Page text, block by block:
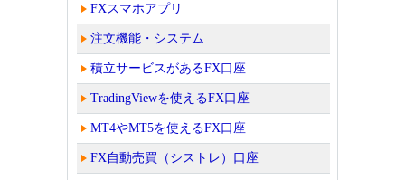
FXスマホアプリ
注文機能・システム
積立サービスがあるFX口座
TradingViewを使えるFX口座
MT4やMT5を使えるFX口座
FX自動売買（シストレ）口座